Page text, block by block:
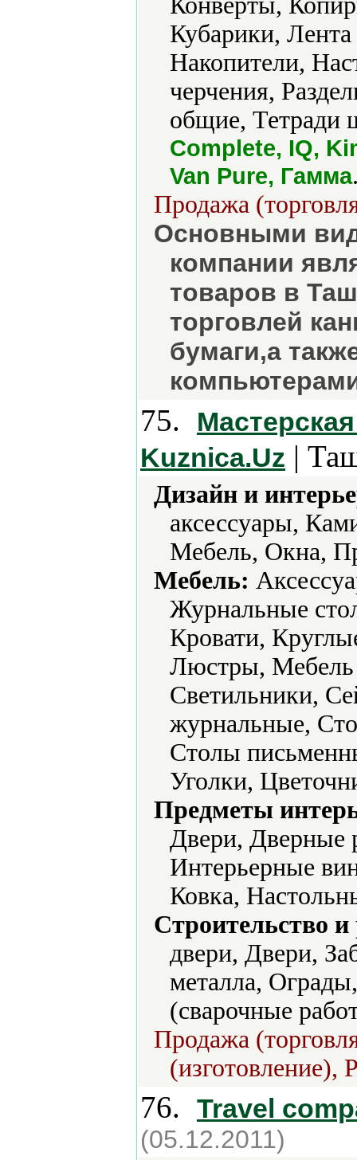
Кубарики,
Накопители,
черчения,
общие,
Complete, IQ,
Van Pure, Гамма
Продажа
Основными
компании
товаров в
торговлей
бумаги,а
75.
Kuznica.Uz |
Дизайн и
аксессуары,
Мебель, Окна,
Мебель:
Журнальные
Кровати,
Люстры, Мебель
Светильники,
журнальные,
Столы
Уголки,
Предметы
Двери, Дверные
Интерьерные
Ковка,
Строительство
двери, Двери,
металла,
(сварочные
Продажа
(изготовление),
76. Travel
(05.12.2011)